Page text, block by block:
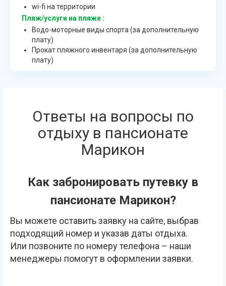
wi-fi на территории
Пляж/услуги на пляже :
Водо-моторные виды спорта (за дополнительную
плату)
Прокат пляжного инвентаря (за дополнительную
плату)
Ответы на вопросы по
отдыху в пансионате
Марикон
Как забронировать путевку в
пансионате Марикон?
Вы можете оставить заявку на сайте, выбрав
подходящий номер и указав даты отдыха.
Или позвоните по номеру телефона – наши
менеджеры помогут в оформлении заявки.